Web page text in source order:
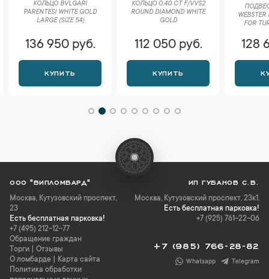
КОЛЬЦО BVLGARI
PARENTESI WHITE GOLD
LARGE (SIZE 54)
136 950 руб.
КУПИТЬ
КОЛЬЦО 0,40 CT F/VVS2
ROUND DIAMOND WHITE
GOLD
112 050 руб.
КУПИТЬ
WEBSTER
FOR
128
ООО "ВИПЛОМБАРД"
Москва, Кутузовский проспект,
23
Есть бесплатная парковка!
+7 (495) 212-12-77
Обращение граждан
Торги
Отзывы
О ломбарде
Карта сайта
Политика обработки
ИП ГУБАНОВ С.В.
Москва, Кутузовский проспект, 23к1,
Есть бесплатная парковка!
+7 (925) 761-22-06
+7 (985) 766-28-82
Whatsapp Telegram